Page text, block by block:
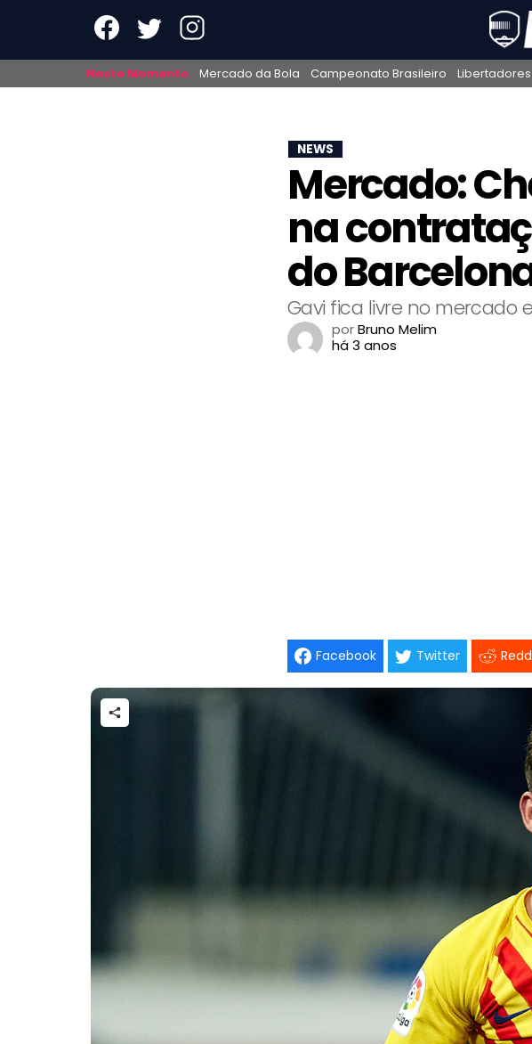
Neste Momento Mercado da Bola Campeonato Brasileiro Libertadores
NEWS
Mercado:
na
do
Gavi fica livre no mercado
porBruno Melim
há 3 anos
Facebook Twitter